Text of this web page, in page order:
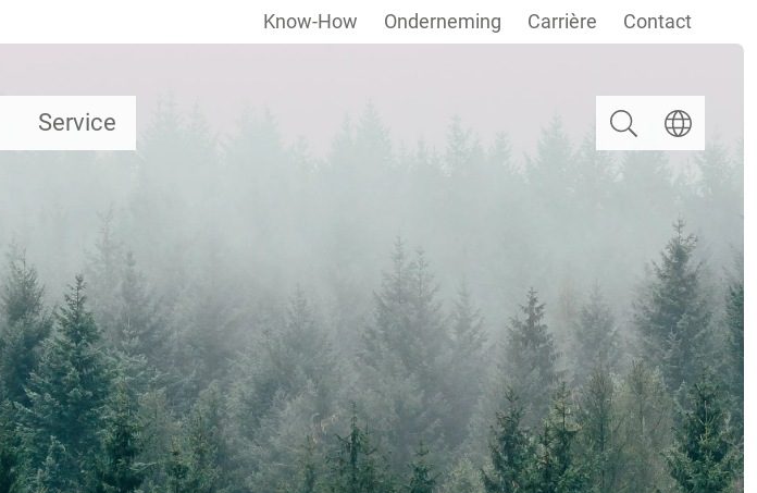
Service
Know-How Onderneming Carrière Contact
Zoeken Taal